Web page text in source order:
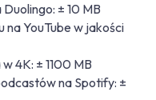
± 10 MB
YouTube w jakości
4K: ± 1100 MB
na Spotify: ±